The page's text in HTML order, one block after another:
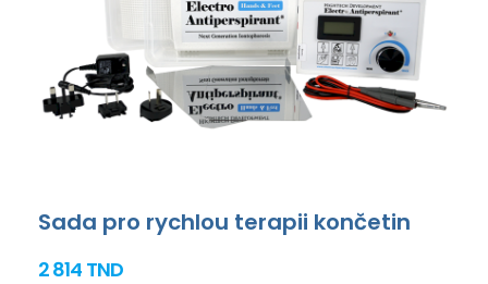
Sada pro rychlou terapii končetin
2 814 TND